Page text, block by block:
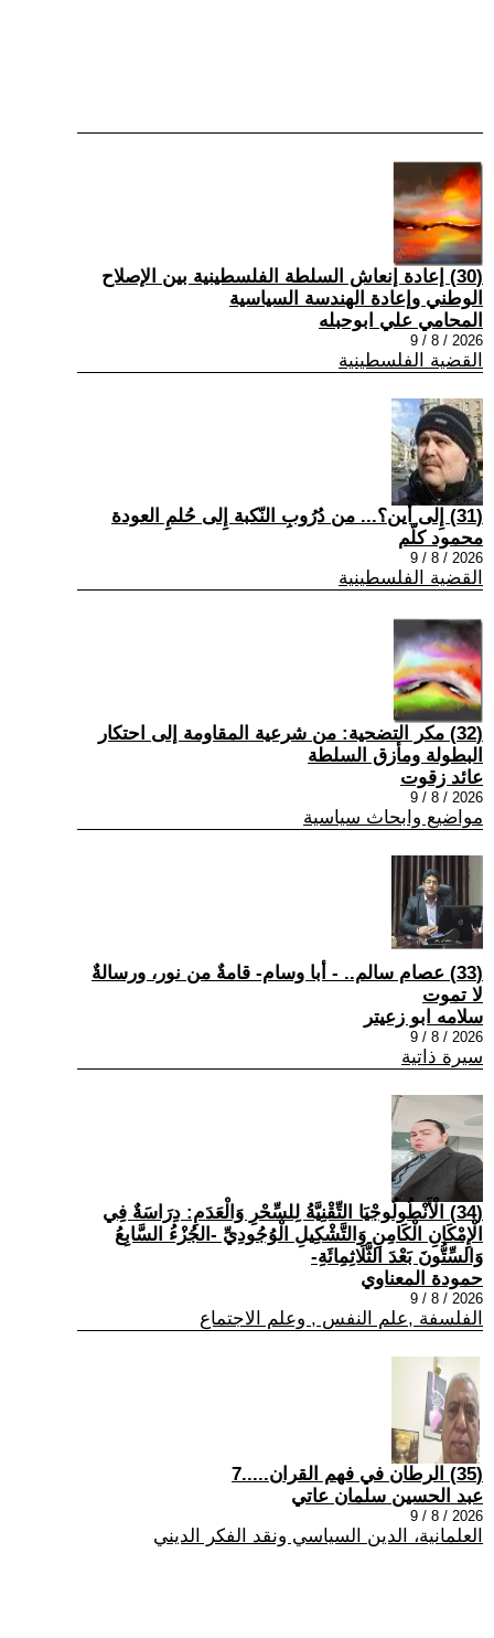
(30) إعادة إنعاش السلطة الفلسطينية بين الإصلاح
الوطني وإعادة الهندسة السياسية
المحامي علي ابوحبله
2026 / 8 / 9
القضية الفلسطينية
(31) إِلى أين؟... من دُرُوبِ النّكبة إِلى حُلمِ العودة
محمود كلّم
2026 / 8 / 9
القضية الفلسطينية
(32) مكر التضحية: من شرعية المقاومة إلى احتكار
البطولة ومأزق السلطة
عائد زقوت
2026 / 8 / 9
مواضيع وابحاث سياسية
(33) عصام سالم.. - أبا وسام- قامةٌ من نور، ورسالةٌ
لا تموت
سلامه ابو زعيتر
2026 / 8 / 9
سيرة ذاتية
(34) الْأَنْطُولُوجْيَا التِّقْنِيَّةُ لِلسِّحْرِ وَالْعَدَمِ: دِرَاسَةٌ فِي
الْإِمْكَانِ الْكَامِنِ وَالتَّشْكِيلِ الْوُجُودِيِّ -الجُزْءُ السَّابِعُ
وَالسِّتُّونَ بَعْدَ الثَّلَاثِمِائَةِ-
حمودة المعناوي
2026 / 8 / 9
الفلسفة ,علم النفس , وعلم الاجتماع
(35) الرطان في فهم القران.....7
عبد الحسين سلمان عاتي
2026 / 8 / 9
العلمانية، الدين السياسي ونقد الفكر الديني